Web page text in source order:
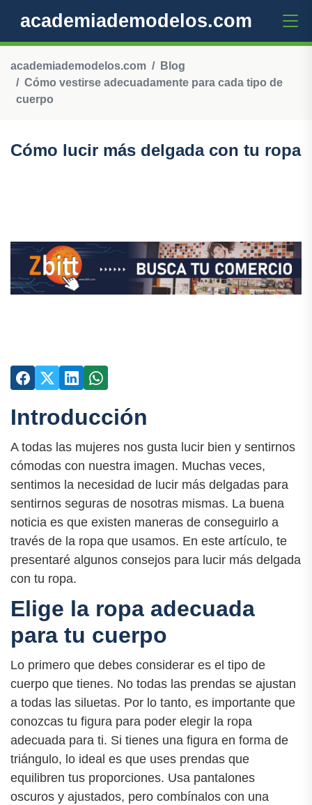
academiademodelos.com
academiademodelos.com
Blog
Cómo vestirse adecuadamente para cada tipo de
cuerpo
Cómo lucir más delgada con tu ropa
Introducción
A todas las mujeres nos gusta lucir bien y sentirnos
cómodas con nuestra imagen. Muchas veces,
sentimos la necesidad de lucir más delgadas para
sentirnos seguras de nosotras mismas. La buena
noticia es que existen maneras de conseguirlo a
través de la ropa que usamos. En este artículo, te
presentaré algunos consejos para lucir más delgada
con tu ropa.
Elige la ropa adecuada
para tu cuerpo
Lo primero que debes considerar es el tipo de
cuerpo que tienes. No todas las prendas se ajustan
a todas las siluetas. Por lo tanto, es importante que
conozcas tu figura para poder elegir la ropa
adecuada para ti. Si tienes una figura en forma de
triángulo, lo ideal es que uses prendas que
equilibren tus proporciones. Usa pantalones
oscuros y ajustados, pero combínalos con una